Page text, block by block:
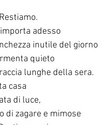
adesso
inutile del giorno
quieto
lunghe della sera.
casa
di luce,
di zagare e mimose